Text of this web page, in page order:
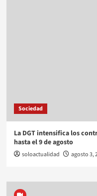
Sociedad
La DGT intensifica los
hasta el 9 de agosto
soloactualidad agosto 3,